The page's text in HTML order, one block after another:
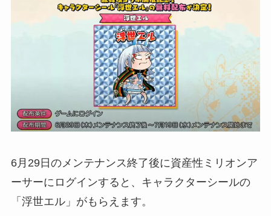
6月29日のメンテナンス終了後に資産性ミリオンア
ーサーにログインすると、キャラクターシールの
「浮世エル」がもらえます。